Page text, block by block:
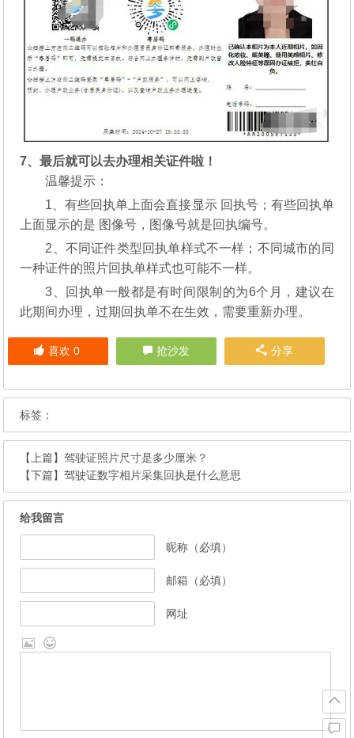
7、最后就可以去办理相关证件啦！
温馨提示：
1、有些回执单上面会直接显示 回执号；有些回执单
上面显示的是 图像号，图像号就是回执编号。
2、不同证件类型回执单样式不一样；不同城市的同
一种证件的照片回执单样式也可能不一样。
3、回执单一般都是有时间限制的为6个月，建议在
此期间办理，过期回执单不在生效，需要重新办理。
喜欢 0 抢沙发 分享
标签：
【上篇】驾驶证照片尺寸是多少厘米？
【下篇】驾驶证数字相片采集回执是什么意思
给我留言
昵称（必填）
邮箱（必填）
网址